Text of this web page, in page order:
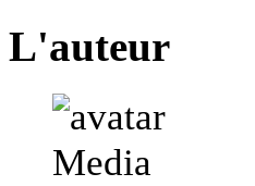
L'auteur